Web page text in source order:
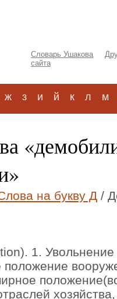
Словарь Ушакова
сайта
ж з и й к л м
на букву Д /
1.